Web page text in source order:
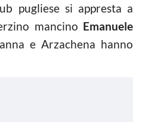
pugliese si appresta a
mancino Emanuele
e Arzachena hanno